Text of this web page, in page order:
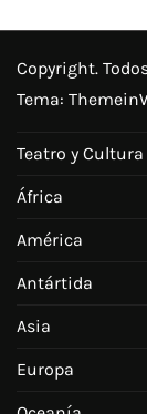
Copyright.
Tema:
Teatro y Cultura
África
América
Antártida
Asia
Europa